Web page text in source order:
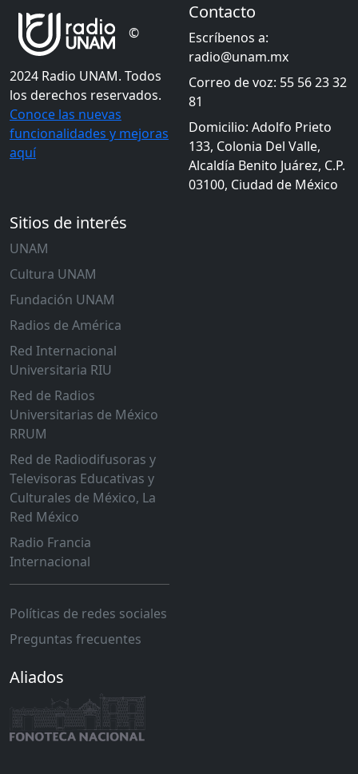
©
2024 Radio UNAM. Todos
los derechos reservados.
Conoce las nuevas
funcionalidades y mejoras
aquí
Contacto
Escríbenos a:
radio@unam.mx
Correo de voz: 55 56 23 32
81
Domicilio: Adolfo Prieto
133, Colonia Del Valle,
Alcaldía Benito Juárez, C.P.
03100, Ciudad de México
Sitios de interés
UNAM
Cultura UNAM
Fundación UNAM
Radios de América
Red Internacional
Universitaria RIU
Red de Radios
Universitarias de México
RRUM
Red de Radiodifusoras y
Televisoras Educativas y
Culturales de México, La
Red México
Radio Francia
Internacional
Políticas de redes sociales
Preguntas frecuentes
Aliados